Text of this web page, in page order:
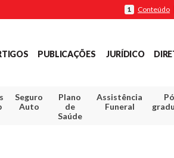
1 Conteúdo
PUBLICAÇÕES JURÍDICO
Seguro
Auto
Plano
de
Saúde
Assistência
Funeral